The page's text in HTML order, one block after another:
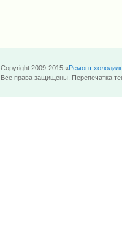
Copyright 2009-2015 «Ремонт
Все права защищены. Перепечатка